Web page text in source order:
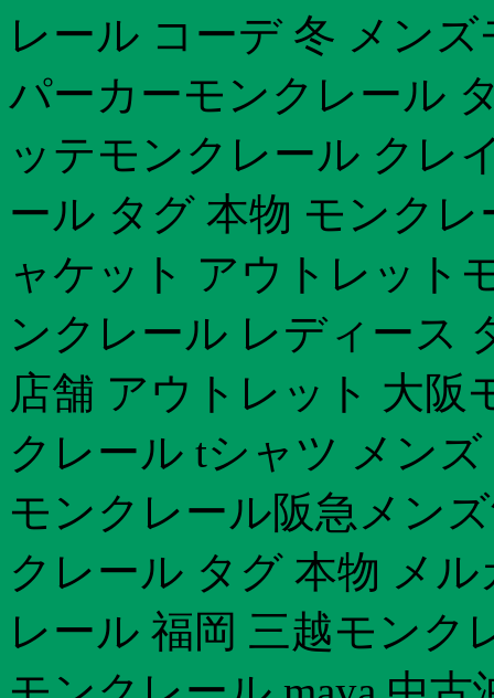
レール コーデ 冬 メン
パーカーモンクレール
ッテモンクレール クレ
ール タグ 本物 モンク
ャケット アウトレット
ンクレール レディース
店舗 アウトレット 大阪
クレール tシャツ メン
モンクレール阪急メン
クレール タグ 本物 メ
レール 福岡 三越モンク